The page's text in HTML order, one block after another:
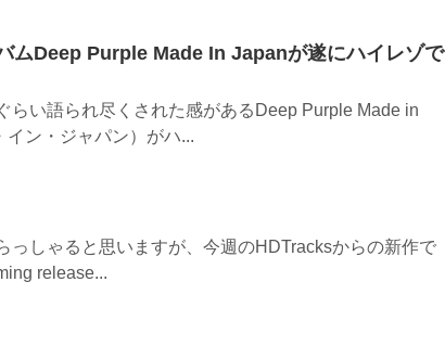
ムDeep Purple Made In Japanが遂にハイレゾで
らい語られ尽くされた感があるDeep Purple Made in
ン・ジャパン）がハ...
っしゃると思いますが、今週のHDTracksからの新作で
release...